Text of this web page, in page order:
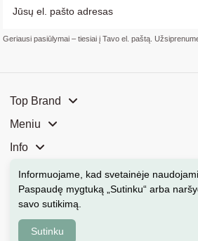
Geriausi pasiūlymai – tiesiai į Tavo el. paštą.
Top Brand
Meniu
Info
Mūsų parduotuvės
Kontaktai
Kosmeka.lt © 2026 Visos
Informuojame, kad svetainėje
Paspaudę mygtuką „Sutinku“ arba
savo sutikimą.
Sutinku